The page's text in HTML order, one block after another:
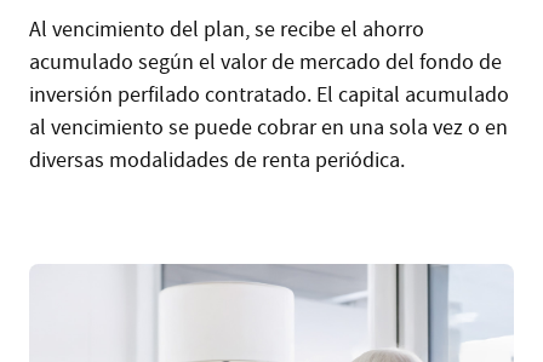
Al vencimiento del plan, se recibe el ahorro
acumulado según el valor de mercado del fondo de
inversión perfilado contratado. El capital acumulado
al vencimiento se puede cobrar en una sola vez o en
diversas modalidades de renta periódica.